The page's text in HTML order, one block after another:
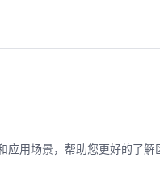
用场景，帮助您更好的了解